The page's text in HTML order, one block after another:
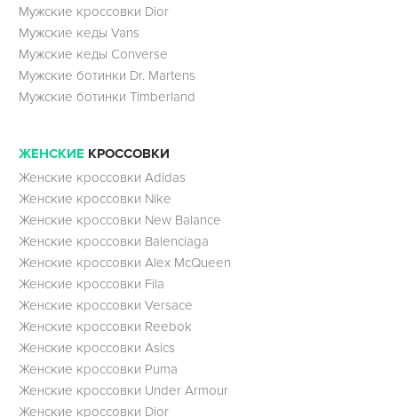
Мужские кроссовки Dior
Мужские кеды Vans
Мужские кеды Converse
Мужские ботинки Dr. Martens
Мужские ботинки Timberland
ЖЕНСКИЕ КРОССОВКИ
Женские кроссовки Adidas
Женские кроссовки Nike
Женские кроссовки New Balance
Женские кроссовки Balenciaga
Женские кроссовки Alex McQueen
Женские кроссовки Fila
Женские кроссовки Versace
Женские кроссовки Reebok
Женские кроссовки Asics
Женские кроссовки Puma
Женские кроссовки Under Armour
Женские кроссовки Dior